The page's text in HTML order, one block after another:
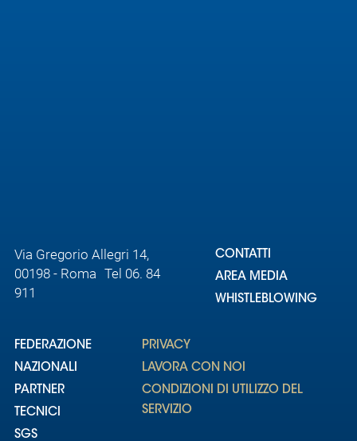
Via Gregorio Allegri 14,
00198 - Roma Tel 06. 84
911
CONTATTI
AREA MEDIA
WHISTLEBLOWING
FEDERAZIONE
NAZIONALI
PARTNER
TECNICI
SGS
PRIVACY
LAVORA CON NOI
CONDIZIONI DI UTILIZZO DEL
SERVIZIO